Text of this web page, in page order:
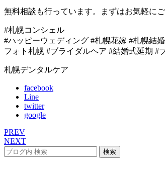
無料相談も行っています。まずはお気軽にご
#札幌コンシェル
#ハッピーウェディング #札幌花嫁 #札幌結
フォト札幌 #ブライダルヘア #結婚式延期 #
札幌デンタルケア
facebook
Line
twitter
google
PREV
NEXT